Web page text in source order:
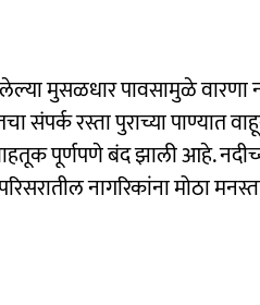
मुसळधार पावसामुळे वारणा
संपर्क रस्ता पुराच्या पाण्यात
पूर्णपणे बंद झाली आहे.
नागरिकांना मोठा